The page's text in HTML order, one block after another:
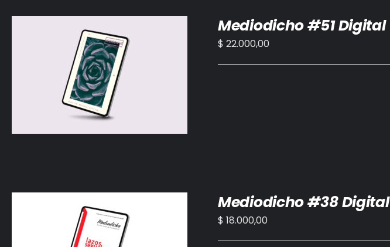
AÑADIR AL CARRITO /
Mediodicho #51 Digital
$ 22.000,00
Mediodicho #38 Digital
$ 18.000,00